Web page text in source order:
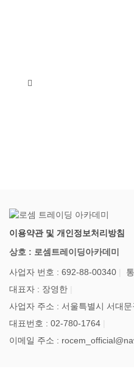
이용약관 및 개인정보처리방침
상호 : 로셈트레이딩아카데미
사업자 번호 : 692-88-00340
대표자 : 장영한
사업자 주소 : 서울특별시 서대
대표번호 : 02-780-1764
이메일 주소 :